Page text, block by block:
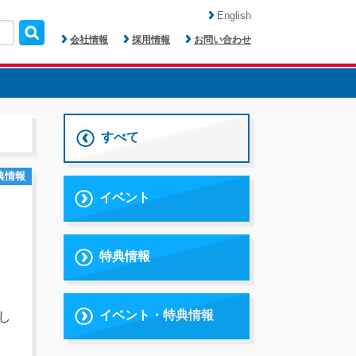
会社情報 採用情報 お問い合わせ
English
すべて
イベント
特典情報
イベント・特典情報
情報